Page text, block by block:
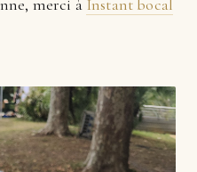
merci à Instant bocal